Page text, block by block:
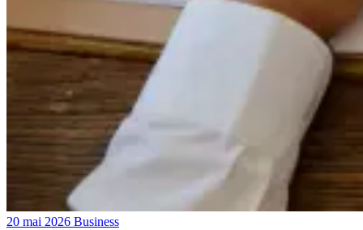
20 mai 2026 Business